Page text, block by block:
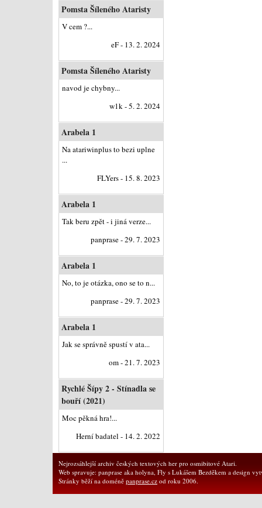
Pomsta Šíleného Ataristy
V cem ?...
eF - 13. 2. 2024
Pomsta Šíleného Ataristy
navod je chybny...
w1k - 5. 2. 2024
Arabela 1
Na atariwinplus to bezi uplne
...
FLYers - 15. 8. 2023
Arabela 1
Tak beru zpět - i jiná verze...
panprase - 29. 7. 2023
Arabela 1
No, to je otázka, ono se to n...
panprase - 29. 7. 2023
Arabela 1
Jak se správně spustí v ata...
om - 21. 7. 2023
Rychlé Šípy 2 - Stínadla se
bouří (2021)
Moc pěkná hra!...
Herní badatel - 14. 2. 2022
Nejrozsáhlejší archiv českých textových her pro osmibitové Atari.
Web spravuje: panprase aka holyna, Fly s Lukášem Bezděkem a design
Stránky běží na doméně panprase.cz od roku 2006.